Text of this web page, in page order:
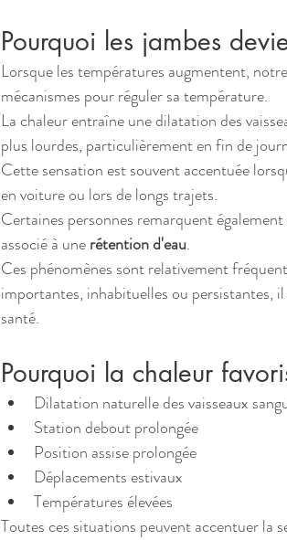
Pourquoi les jambes
Lorsque les températures augmentent,
mécanismes pour réguler sa température.
La chaleur entraîne une dilatation des
plus lourdes, particulièrement en fin de
Cette sensation est souvent accentuée
en voiture ou lors de longs trajets.
Certaines personnes remarquent
associé à une rétention d'eau.
Ces phénomènes sont relativement
importantes, inhabituelles ou persistantes,
santé.
Pourquoi la chaleur
Dilatation naturelle des vaisseaux
Station debout prolongée
Position assise prolongée
Déplacements estivaux
Températures élevées
Toutes ces situations peuvent accentuer la